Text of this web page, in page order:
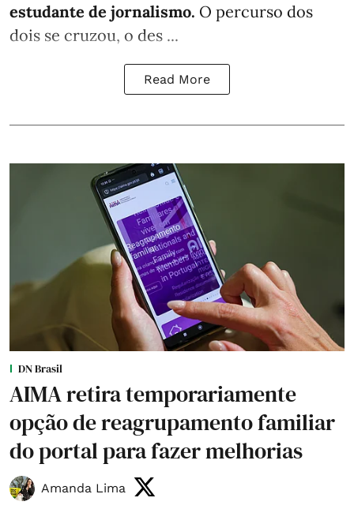
estudante de jornalismo. O percurso dos
dois se cruzou, o des ...
Read More
DN Brasil
AIMA retira temporariamente
opção de reagrupamento familiar
do portal para fazer melhorias
Amanda Lima